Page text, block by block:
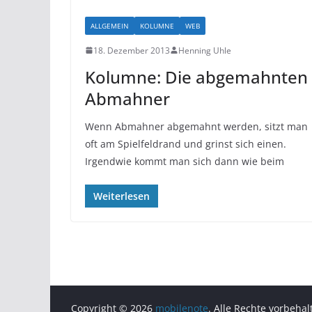
ALLGEMEIN KOLUMNE WEB
18. Dezember 2013 Henning Uhle
Kolumne: Die abgemahnten
Abmahner
Wenn Abmahner abgemahnt werden, sitzt man
oft am Spielfeldrand und grinst sich einen.
Irgendwie kommt man sich dann wie beim
Weiterlesen
Copyright © 2026 mobilenote. Alle Rechte